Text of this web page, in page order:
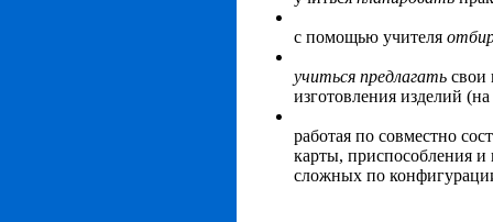
с помощью учителя
учиться предлагать свои
изготовления изделий
работая по совместно
карты, приспособления
сложных по